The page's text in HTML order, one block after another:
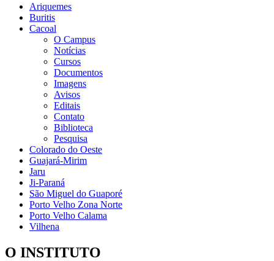
Ariquemes
Buritis
Cacoal
O Campus
Notícias
Cursos
Documentos
Imagens
Avisos
Editais
Contato
Biblioteca
Pesquisa
Colorado do Oeste
Guajará-Mirim
Jaru
Ji-Paraná
São Miguel do Guaporé
Porto Velho Zona Norte
Porto Velho Calama
Vilhena
O INSTITUTO